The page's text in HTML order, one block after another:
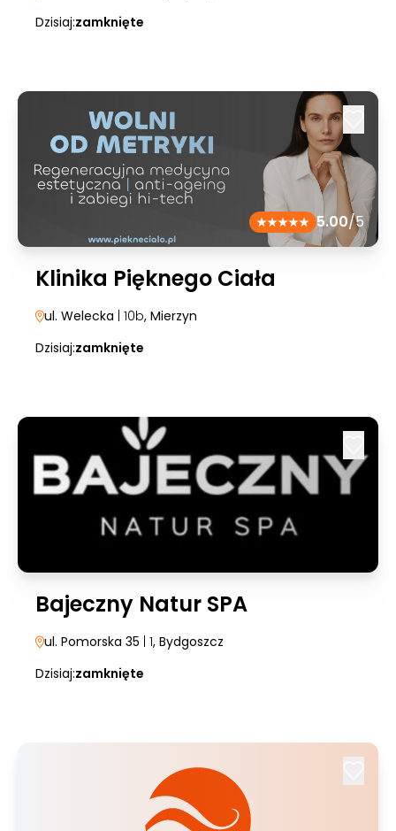
Dzisiaj:zamknięte
5.00/5
Klinika Pięknego Ciała
ul. Welecka | 10b, Mierzyn
Dzisiaj:zamknięte
Bajeczny Natur SPA
ul. Pomorska 35 | 1, Bydgoszcz
Dzisiaj:zamknięte